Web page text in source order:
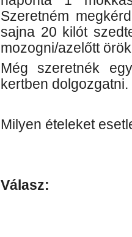
Szeretném
sajna 20 kilót
mozogni/azelőtt
Még szeretnék
kertben dolgozgatni.
Milyen ételeket
Válasz: